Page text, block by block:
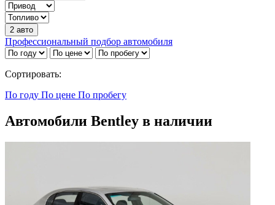
2 авто
Профессиональный подбор автомобиля
Сортировать:
По году По цене По пробегу
Автомобили Bentley в наличии